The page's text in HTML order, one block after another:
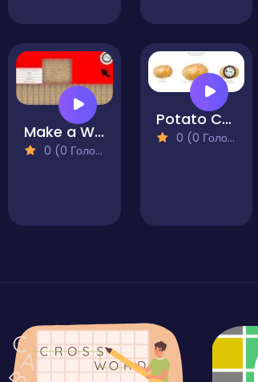
Make a Wall
0 (0 Голосів)
Potato Construct 2 Edition
0 (0 Голосів)